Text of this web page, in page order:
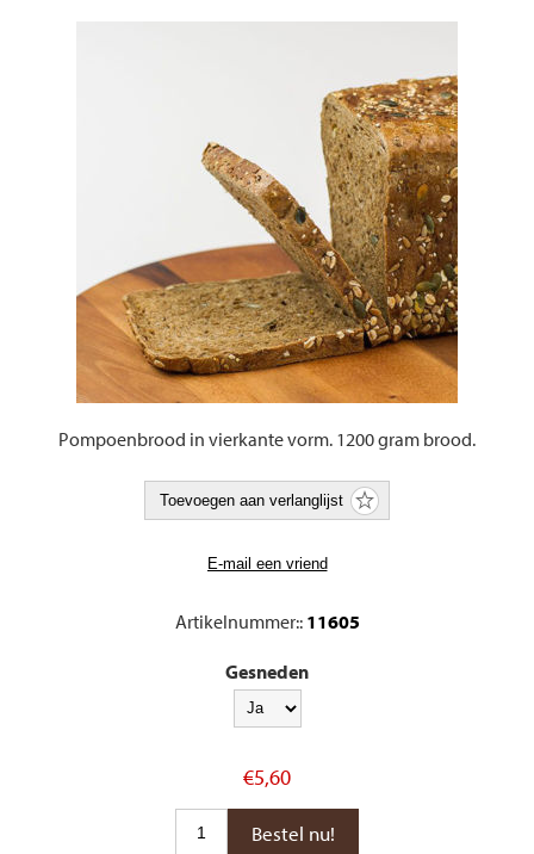
Pompoenbrood in vierkante vorm. 1200 gram brood.
Artikelnummer:: 11605
Gesneden
€5,60